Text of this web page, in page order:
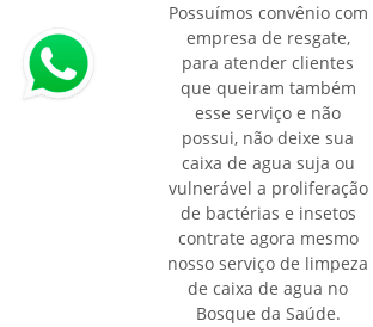
Possuímos convênio com
empresa de resgate,
para atender clientes
que queiram também
esse serviço e não
possui, não deixe sua
caixa de agua suja ou
vulnerável a proliferação
de bactérias e insetos
contrate agora mesmo
nosso serviço de limpeza
de caixa de agua no
Bosque da Saúde.